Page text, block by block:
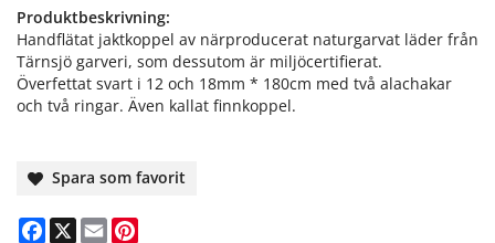
Produktbeskrivning:
Handflätat jaktkoppel av närproducerat naturgarvat läder från
Tärnsjö garveri, som dessutom är miljöcertifierat.
Överfettat svart i 12 och 18mm * 180cm med två alachakar
och två ringar. Även kallat finnkoppel.
Spara som favorit
Facebook
X Email